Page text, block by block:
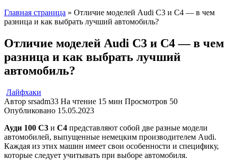
Главная страница » Отличие моделей Audi C3 и C4 — в чем
разница и как выбрать лучший автомобиль?
Отличие моделей Audi C3 и C4 — в чем
разница и как выбрать лучший
автомобиль?
Лайфхаки
Автор srsadm33 На чтение 15 мин Просмотров 50
Опубликовано 15.05.2023
Ауди 100 С3 и С4 представляют собой две разные модели
автомобилей, выпущенные немецким производителем Audi.
Каждая из этих машин имеет свои особенности и специфику,
которые следует учитывать при выборе автомобиля.